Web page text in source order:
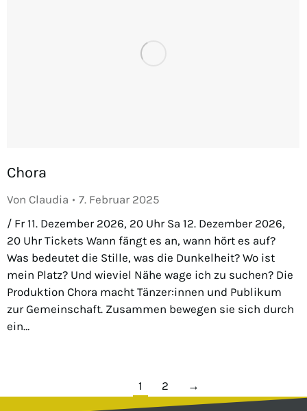
Chora
Von Claudia
7. Februar 2025
/ Fr 11. Dezember 2026, 20 Uhr Sa 12. Dezember 2026,
20 Uhr Tickets Wann fängt es an, wann hört es auf?
Was bedeutet die Stille, was die Dunkelheit? Wo ist
mein Platz? Und wieviel Nähe wage ich zu suchen? Die
Produktion Chora macht Tänzer:innen und Publikum
zur Gemeinschaft. Zusammen bewegen sie sich durch
ein…
1 2 →